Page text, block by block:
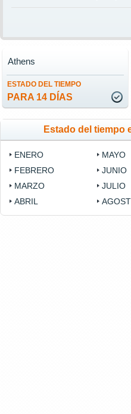
ESTADO DEL TIEMPO
PARA 14 DÍAS
Athens
Estado del tiempo
ENERO
FEBRERO
MARZO
ABRIL
MAYO
JUNIO
JULIO